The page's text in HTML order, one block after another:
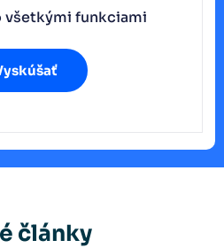
všetkými funkciami
články